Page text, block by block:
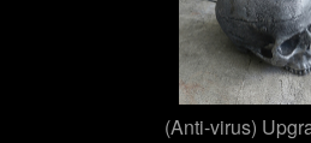
(Anti-virus)